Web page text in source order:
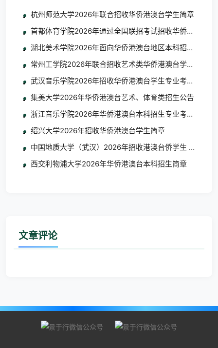
杭州师范大学2026年联合招收华侨港澳台学生简章
首都体育学院2026年通过全国联招考试招收华侨港澳台学
湖北美术学院2026年面向华侨港澳台地区本科招生考试
常州工学院2026年联合招收艺术类华侨港澳台学生简章
武汉音乐学院2026年招收华侨港澳台学生专业考试考生须
集美大学2026年华侨港澳台艺术、体育类招生公告
浙江音乐学院2026年华侨港澳台本科招生专业考试合格
绍兴大学2026年招收华侨港澳台学生简章
中国地质大学（武汉）2026年招收港澳台侨学生 艺术类
西交利物浦大学2026年华侨港澳台本科招生简章
文章评论